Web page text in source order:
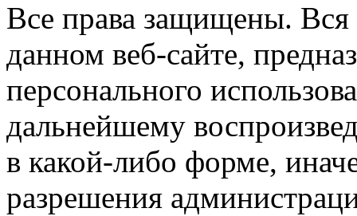
Все права защищены.
данном веб-сайте,
персонального
дальнейшему
в какой-либо форме,
разрешения